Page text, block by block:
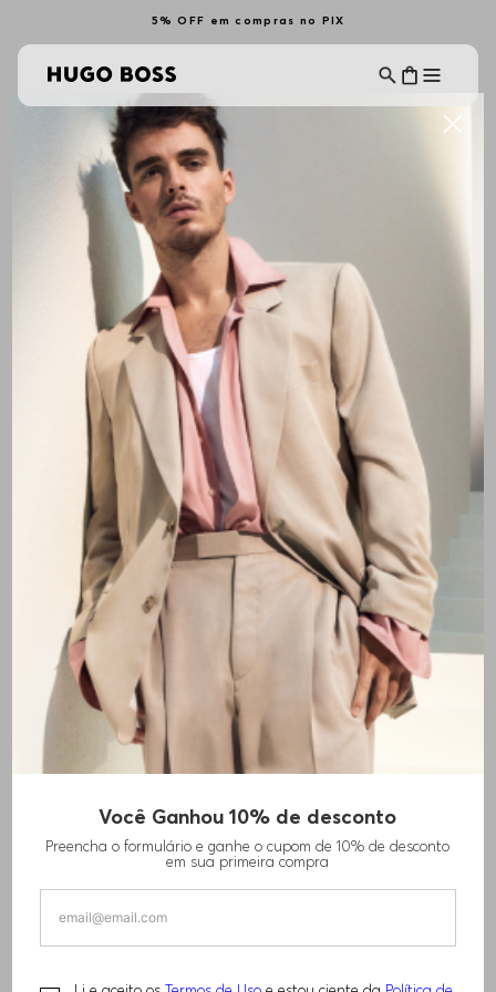
5% OFF em compras no PIX
Você Ganhou 10% de desconto
Preencha o formulário e ganhe o cupom de 10% de desconto
em sua primeira compra
CAMISA DE AJUSTE SLIM EM SARJA
ESTAMPADA
R$ 1.460,00